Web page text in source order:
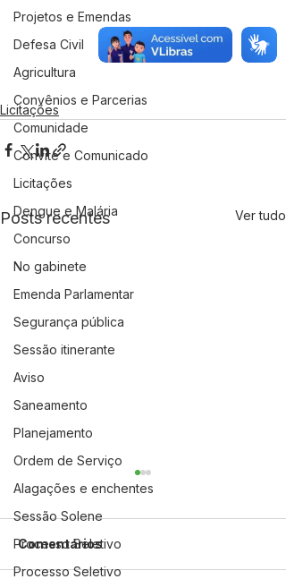
Projetos e Emendas
Defesa Civil
Agricultura
Convênios e Parcerias
Comunidade
Convite e Comunicado
Licitações
Dengue e Malária
Concurso
No gabinete
Emenda Parlamentar
Segurança pública
Sessão itinerante
Aviso
Saneamento
Planejamento
Ordem de Serviço
Alagações e enchentes
Sessão Solene
Processo Seletivo
Processo Seletivo
Licitações
Posts recentes Ver tudo
Comentários